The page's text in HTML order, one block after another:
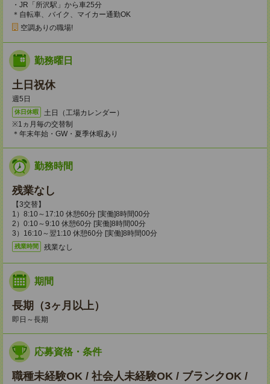
・JR「所沢駅」から車25分
＊自転車、バイク、マイカー通勤OK
空調ありの職場!
勤務曜日
土日祝休
週5日
休日休暇
土日（工場カレンダー）
※1ヵ月毎の交替制
＊年末年始・GW・夏季休暇あり
勤務時間
残業なし
【3交替】
1）8:10～17:10 休憩60分 [実働]8時間00分
2）0:10～9:10 休憩60分 [実働]8時間00分
3）16:10～翌1:10 休憩60分 [実働]8時間00分
残業時間 残業なし
期間
長期（3ヶ月以上）
即日～長期
応募資格・条件
職種未経験OK / 社会人未経験OK / ブランクOK /